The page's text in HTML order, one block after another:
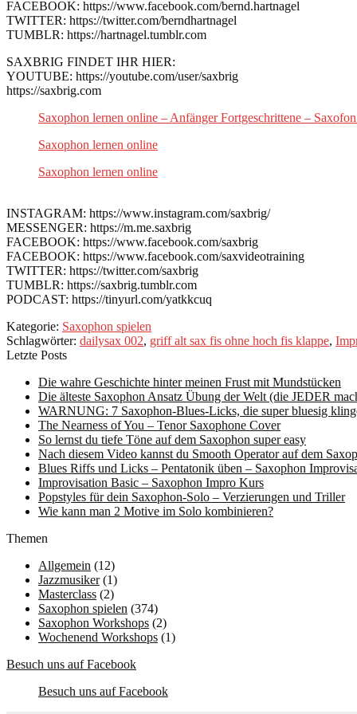
FACEBOOK: https://www.facebook.com/bernd.hartnagel
TWITTER: https://twitter.com/berndhartnagel
TUMBLR: https://hartnagel.tumblr.com
SAXBRIG FINDET IHR HIER:
YOUTUBE: https://youtube.com/user/saxbrig
https://saxbrig.com
Saxophon lernen online – Anfänger Fortgeschrittene –
Saxophon lernen online
Saxophon lernen online
INSTAGRAM: https://www.instagram.com/saxbrig/
MESSENGER: https://m.me.saxbrig
FACEBOOK: https://www.facebook.com/saxbrig
FACEBOOK: https://www.facebook.com/saxvideotraining
TWITTER: https://twitter.com/saxbrig
TUMBLR: https://saxbrig.tumblr.com
PODCAST: https://tinyurl.com/yatkkcuq
Kategorie: Saxophon spielen
Schlagwörter: dailysax 002, griff alt sax fis ohne hoch fis klappe,
Letzte Posts
Die wahre Geschichte hinter meinen Frust mit Mundstücken
Die älteste Saxophon Ansatz Übung der Welt (die JEDER
WARNUNG: 7 Saxophon-Blues-Licks, die super bluesig
The Nearness of You – Tenor Saxophone Cover
So lernst du tiefe Töne auf dem Saxophon super easy
Nach diesem Video kannst du Smooth Operator auf dem
Blues Riffs und Licks – Pentatonik üben – Saxophon
Improvisation Basic – Saxophon Impro Kurs
Popstyles für dein Saxophon-Solo – Verzierungen und Triller
Wie kann man 2 Motive im Solo kombinieren?
Themen
Allgemein (12)
Jazzmusiker(1)
Masterclass (2)
Saxophon spielen (374)
Saxophon Workshops (2)
Wochenend Workshops (1)
Besuch uns auf Facebook
Besuch uns auf Facebook